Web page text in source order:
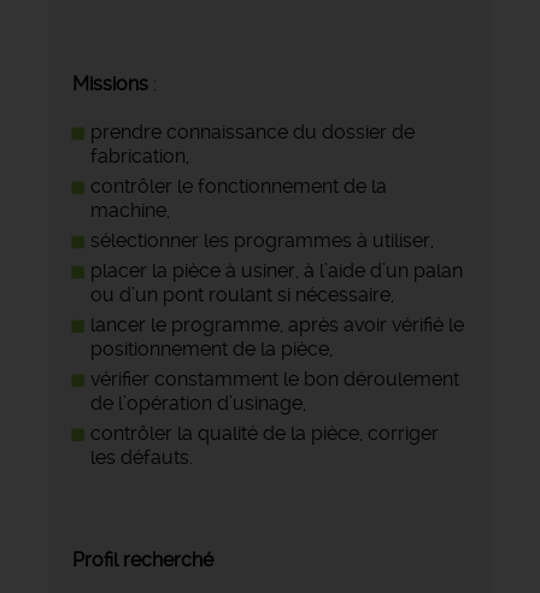
Missions :
prendre connaissance du dossier de
fabrication,
contrôler le fonctionnement de la
machine,
sélectionner les programmes à utiliser,
placer la pièce à usiner, à l’aide d’un palan
ou d’un pont roulant si nécessaire,
lancer le programme, après avoir vérifié le
positionnement de la pièce,
vérifier constamment le bon déroulement
de l’opération d’usinage,
contrôler la qualité de la pièce, corriger
les défauts.
Profil recherché